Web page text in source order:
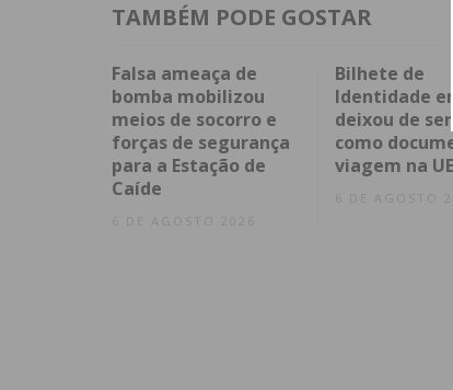
TAMBÉM PODE GOSTAR
Falsa ameaça de
bomba mobilizou
meios de socorro e
forças de segurança
para a Estação de
Caíde
6 DE AGOSTO 2026
Bilhete de
Identidade
deixou de
como
viagem na UE
6 DE AGOSTO